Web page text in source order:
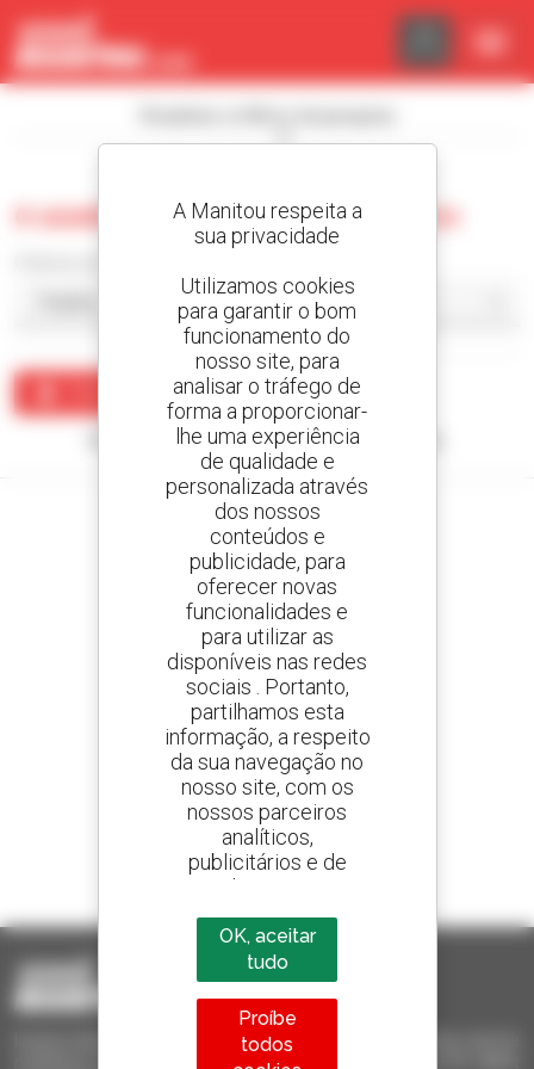
0 usado empilhador telescópico
Criar um alerta
Nenhum resultado corresponde à sua pesquisa.
Crie os seus alertas
e receba anúncios de equipamentos usados
800 concessionários
A Manitou em todo o mundo
1 em cada 4 telescópicos
vendido no mundo é um manitou
Invia le richieste a più concessionari contemporaneamente, ricevi le
notifiche in base agli alert impostati. Tutto questo dal tuo PC, tablet
Painel de Gerenciamento de Cookies
A Manitou respeita a
sua privacidade
Utilizamos cookies
para garantir o bom
funcionamento do
nosso site, para
analisar o tráfego de
forma a proporcionar-
lhe uma experiência
de qualidade e
personalizada através
dos nossos
conteúdos e
publicidade, para
oferecer novas
funcionalidades e
para utilizar as
disponíveis nas redes
sociais . Portanto,
partilhamos esta
informação, a respeito
da sua navegação no
nosso site, com os
nossos parceiros
analíticos,
publicitários e de
redes sociais
OK, aceitar
tudo
Proíbe
todos